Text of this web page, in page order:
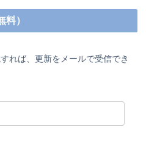
）
れば、更新をメールで受信でき